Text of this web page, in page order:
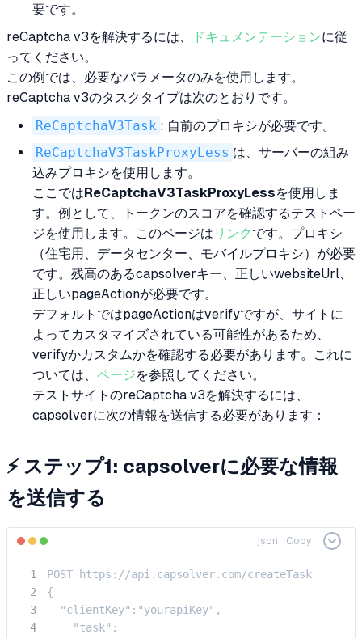
要です。
reCaptcha v3を解決するには、
ドキュメンテーションに従
ってください。
この例では、必要なパラメータのみを使用します。
reCaptcha v3のタスクタイプは次のとおりです。
ReCaptchaV3Task : 自前のプロキシが必要です。
ReCaptchaV3TaskProxyLess は、サーバーの組み
込みプロキシを使用します。
ここではReCaptchaV3TaskProxyLessを使用しま
す。例として、トークンのスコアを確認するテストペー
ジを使用します。このページは リンク です。プロキシ
（住宅用、データセンター、モバイルプロキシ）が必要
です。残高のあるcapsolverキー、正しいwebsiteUrl、
正しいpageActionが必要です。
デフォルトではpageActionはverifyですが、サイトに
よってカスタマイズされている可能性があるため、
verifyかカスタムかを確認する必要があります。これに
ついては、 ページを参照してください。
テストサイトのreCaptcha v3を解決するには、
capsolverに次の情報を送信する必要があります：
⚡ ステップ1: capsolverに必要な情報
を送信する
json Copy
POST https://api.capsolver.com/createTask
{
  "clientKey":"yourapiKey",
    "task":